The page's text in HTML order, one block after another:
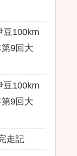
豆100km
9回大
豆100km
9回大
走記